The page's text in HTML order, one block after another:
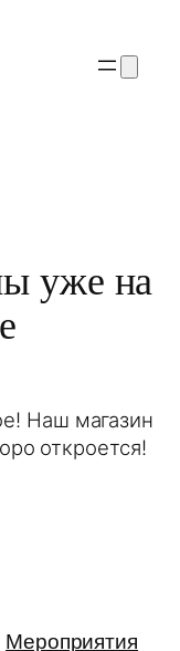
уже на
Наш магазин
откроется!
Мероприятия